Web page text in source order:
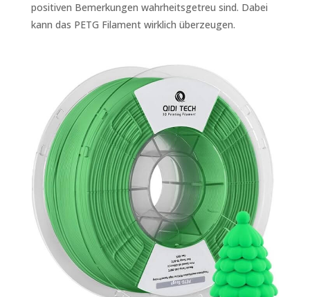
positiven Bemerkungen wahrheitsgetreu sind. Dabei
kann das PETG Filament wirklich überzeugen.